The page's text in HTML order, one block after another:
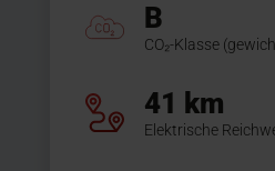
B
CO₂-Klasse
41 km
Elektrische